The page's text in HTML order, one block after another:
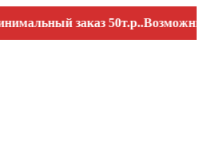
заказ 50т.р..Возможны